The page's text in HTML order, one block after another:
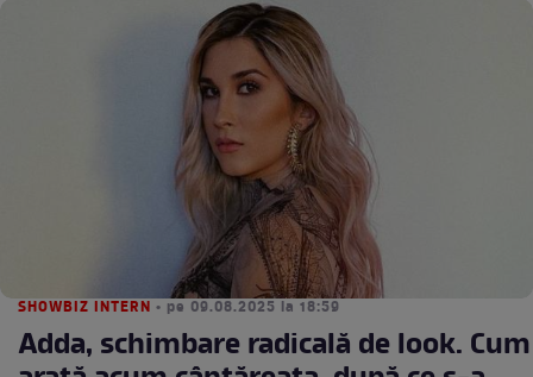
SHOWBIZ INTERN • pe 09.08.2025 la 18:59
Adda, schimbare radicală de look. Cum